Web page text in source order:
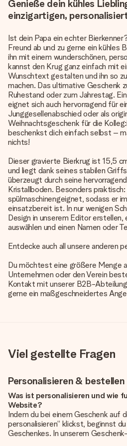
Genieße dein kühles
einzigartigen,
Ist dein Papa ein echter
Freund ab und zu gerne ein kühles
ihn mit einem wunderschönen,
kannst den Krug ganz einfach mit
Wunschtext gestalten und ihn so
machen. Das ultimative Geschenk
Ruhestand oder zum Jahrestag.
eignet sich auch hervorragend für
Junggesellenabschied oder als
Weihnachtsgeschenk für die
beschenkst dich einfach selbst –
nichts!
Dieser gravierte Bierkrug ist 15,5
und liegt dank seines stabilen
überzeugt durch seine
Kristallboden. Besonders
spülmaschinengeignet, sodass er
einsatzbereit ist. In nur wenigen
Design in unserem Editor
auswählen und einen Namen oder
Entdecke auch all unsere anderen
Du möchtest eine größere Menge
Unternehmen oder den Verein
Kontakt mit unserer B2B-
gerne ein maßgeschneidertes
Viel gestellte Fragen
Personalisieren & bestellen
Was ist personalisieren und wie
Website?
Indem du bei einem Geschenk auf
personalisieren“ klickst, beginnst
Geschenkes. In unserem